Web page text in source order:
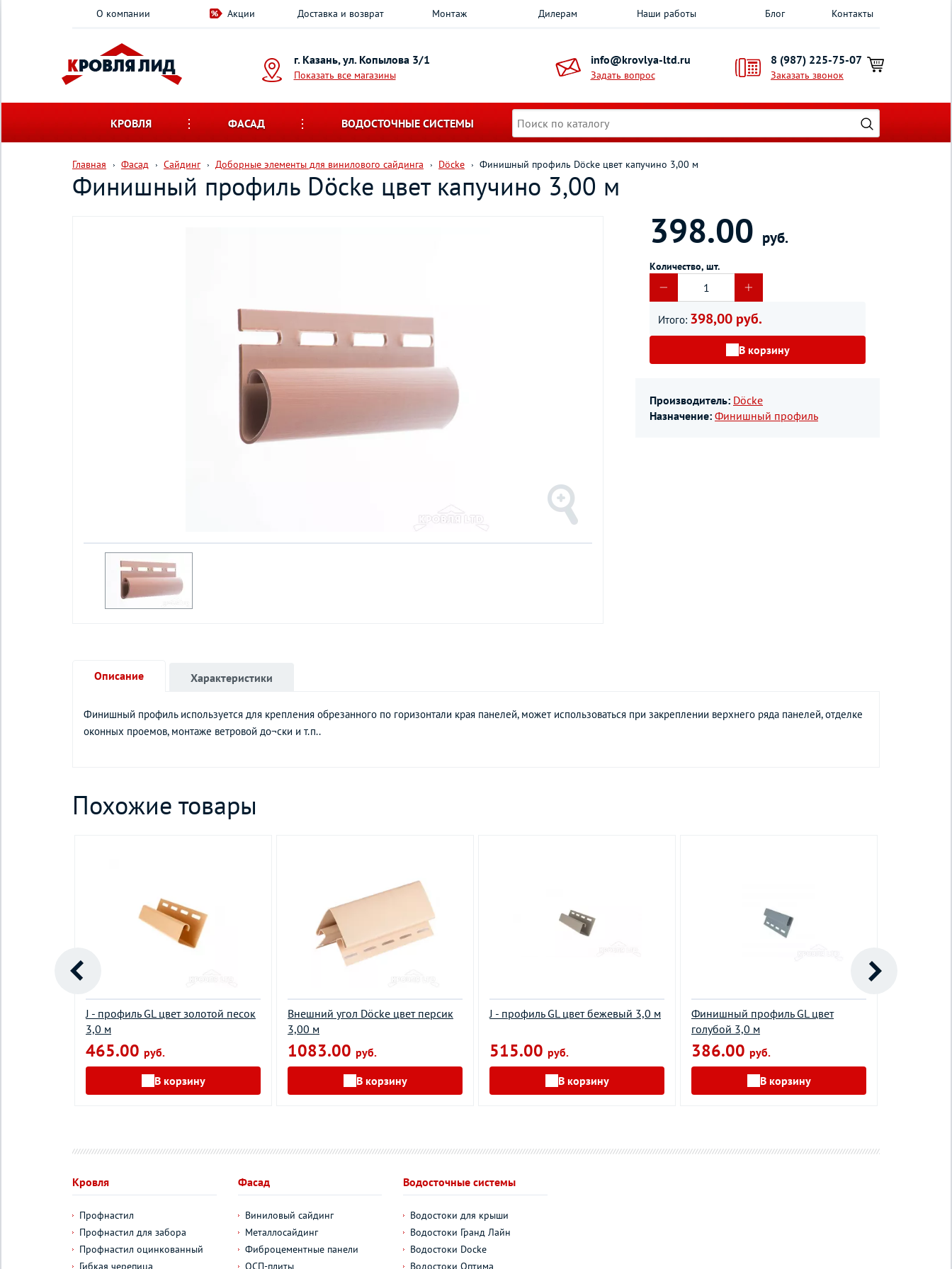
О компании Акции Доставка и возврат Монтаж Дилерам Наши работы Блог Контакты
г. Казань, ул. Копылова 3/1
Показать все магазины
info@krovlya-ltd.ru
Задать вопрос
8 (987) 225-75-07
Заказать звонок
КРОВЛЯ ФАСАД ВОДОСТОЧНЫЕ СИСТЕМЫ
Главная Фасад Сайдинг Доборные элементы для винилового сайдинга Döcke Финишный профиль Döcke цвет капучино 3,00 м
Финишный профиль Döcke цвет капучино 3,00 м
398.00 руб.
Количество, шт.
Итого: 398,00 руб.
В корзину
Производитель: Döcke
Назначение: Финишный профиль
Описание
Финишный профиль используется для крепления обрезанного по горизонтали края панелей, может использоваться при закреплении верхнего ряда панелей, отделке
оконных проемов, монтаже ветровой до¬ски и т.п..
Характеристики
Похожие товары
J - профиль GL цвет золотой песок
3,0 м
465.00 руб.
В корзину
Внешний угол Döcke цвет персик
3,00 м
1083.00 руб.
В корзину
J - профиль GL цвет бежевый 3,0 м
515.00 руб.
В корзину
Финишный профиль GL цвет
голубой 3,0 м
386.00 руб.
В корзину
Кровля
Профнастил
Профнастил для забора
Профнастил оцинкованный
Гибкая черепица
Фасад
Виниловый сайдинг
Металлосайдинг
Фиброцементные панели
ОСП-плиты
Водосточные системы
Водостоки для крыши
Водостоки Гранд Лайн
Водостоки Docke
Водостоки Оптима